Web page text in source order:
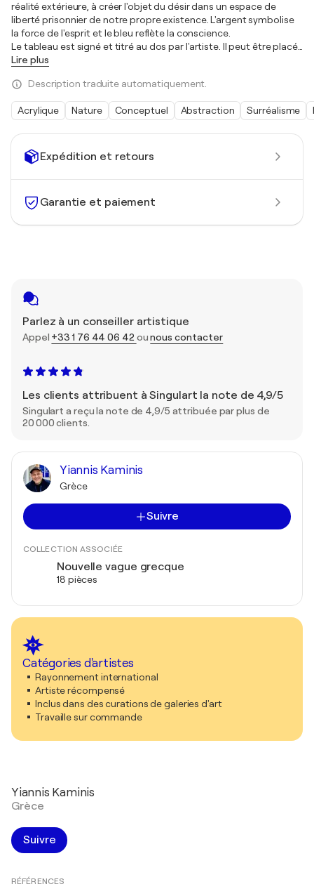
Expédition et retours
Garantie et paiement
Parlez à un conseiller artistique
Appel +33 1 76 44 06 42ounous contacter
Les clients attribuent à Singulart la note de 4,9/5
Singulart a reçu la note de 4,9/5 attribuée par plus de
20 000 clients.
Yiannis Kaminis
Grèce
Suivre
COLLECTION ASSOCIÉE
Nouvelle vague grecque
18 pièces
Catégories d'artistes
Rayonnement international
Artiste récompensé
Inclus dans des curations de galeries d'art
Travaille sur commande
réalité extérieure, à créer l'objet du désir dans un espace de
liberté prisonnier de notre propre existence. L'argent symbolise
la force de l'esprit et le bleu reflète la conscience.
Le tableau est signé et titré au dos par l'artiste. Il peut être placé…
Lire plus
Description traduite automatiquement.
Acrylique Nature Conceptuel Abstraction Surréalisme
Yiannis Kaminis
Grèce
Suivre
RÉFÉRENCES